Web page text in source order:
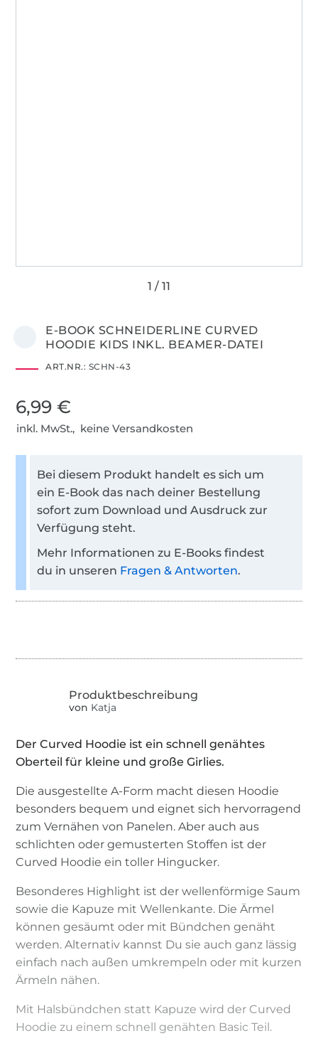
E-BOOK SCHNEIDERLINE CURVED
HOODIE KIDS INKL. BEAMER-DATEI
ART.NR.: SCHN-43
6,99 €
inkl. MwSt., keine Versandkosten
Bei diesem Produkt handelt es sich um
ein E-Book das nach deiner Bestellung
sofort zum Download und Ausdruck zur
Verfügung steht.
Mehr Informationen zu E-Books findest
du in unseren Fragen & Antworten.
von Katja
Der Curved Hoodie ist ein schnell genähtes
Oberteil für kleine und große Girlies.
Die ausgestellte A-Form macht diesen Hoodie
besonders bequem und eignet sich hervorragend
zum Vernähen von Panelen. Aber auch aus
schlichten oder gemusterten Stoffen ist der
Curved Hoodie ein toller Hingucker.
Besonderes Highlight ist der wellenförmige Saum
sowie die Kapuze mit Wellenkante. Die Ärmel
können gesäumt oder mit Bündchen genäht
werden. Alternativ kannst Du sie auch ganz lässig
einfach nach außen umkrempeln oder mit kurzen
Ärmeln nähen.
Mit Halsbündchen statt Kapuze wird der Curved
Hoodie zu einem schnell genähten Basic Teil.